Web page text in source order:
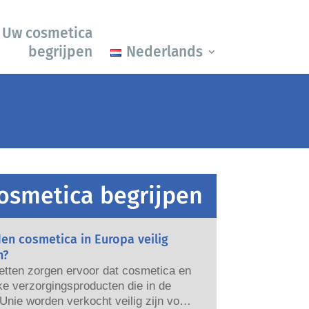
Uw cosmetica
begrijpen
Nederlands
begrijpen
cosmetica in Europa veilig
zorgen ervoor dat cosmetica en
verzorgingsproducten die in de
worden verkocht veilig zijn voor